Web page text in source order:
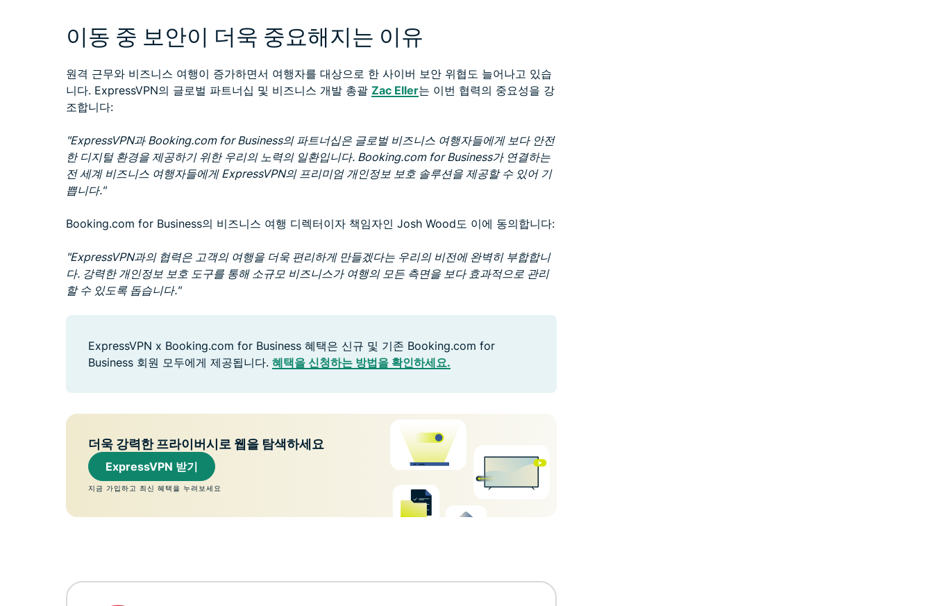
이동 중 보안이 더욱 중요해지는 이유
원격 근무와 비즈니스 여행이 증가하면서 여행자를 대상으로 한 사이버 보안 위협도 늘어나고 있습
니다. ExpressVPN의 글로벌 파트너십 및 비즈니스 개발 총괄 Zac Eller는 이번 협력의 중요성을 강
조합니다:
"ExpressVPN과 Booking.com for Business의 파트너십은 글로벌 비즈니스 여행자들에게 보다 안전
한 디지털 환경을 제공하기 위한 우리의 노력의 일환입니다. Booking.com for Business가 연결하는
전 세계 비즈니스 여행자들에게 ExpressVPN의 프리미엄 개인정보 보호 솔루션을 제공할 수 있어 기
쁩니다."
Booking.com for Business의 비즈니스 여행 디렉터이자 책임자인 Josh Wood도 이에 동의합니다:
"ExpressVPN과의 협력은 고객의 여행을 더욱 편리하게 만들겠다는 우리의 비전에 완벽히 부합합니
다. 강력한 개인정보 보호 도구를 통해 소규모 비즈니스가 여행의 모든 측면을 보다 효과적으로 관리
할 수 있도록 돕습니다."
ExpressVPN x Booking.com for Business 혜택은 신규 및 기존 Booking.com for
Business 회원 모두에게 제공됩니다. 혜택을 신청하는 방법을 확인하세요.
더욱 강력한 프라이버시로 웹을 탐색하세요
ExpressVPN 받기
지금 가입하고 최신 혜택을 누려보세요